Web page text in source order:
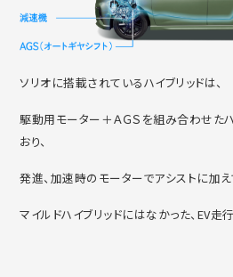
ソリオに搭載されているハイブリッドは、
駆動用モーター＋ＡＧＳを組み合わせた
おり、
発進、加速時のモーターでアシストに加え
マイルドハイブリッドにはなかった、EV走